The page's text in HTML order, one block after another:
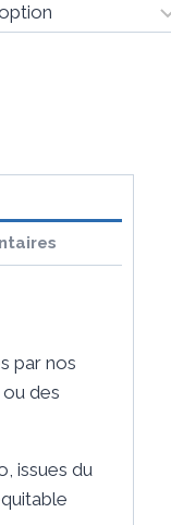
par nos
des
issues du